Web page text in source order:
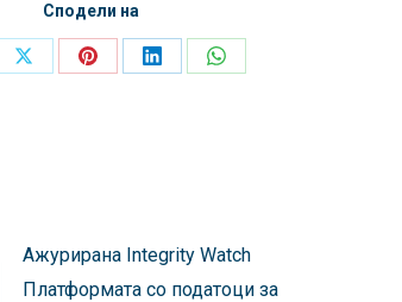
Сподели на
Share
Share
Share
Share
Ажурирана Integrity Watch
Платформата со податоци за